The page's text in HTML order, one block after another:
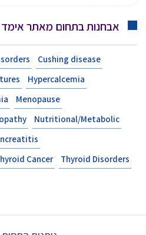
אבחנות בתחום מאתר אימד
Cushing disease
Hypercalcemia
Menopause
Nutritional/Metabolic
Cancer Thyroid Disorders